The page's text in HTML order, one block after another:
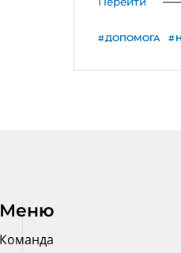
ДОПОМОГА
підтримки
Меню
Команда